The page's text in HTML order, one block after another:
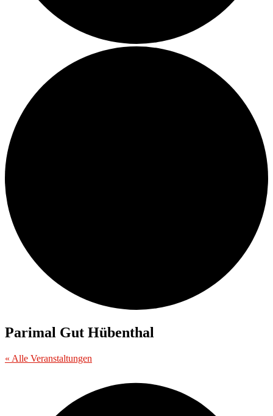
Parimal Gut Hübenthal
« Alle Veranstaltungen